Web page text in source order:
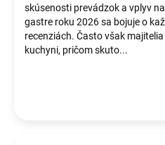
skúsenosti prevádzok a vplyv
gastre roku 2026 sa bojuje o
recenziách. Často však
kuchyni, pričom skuto...